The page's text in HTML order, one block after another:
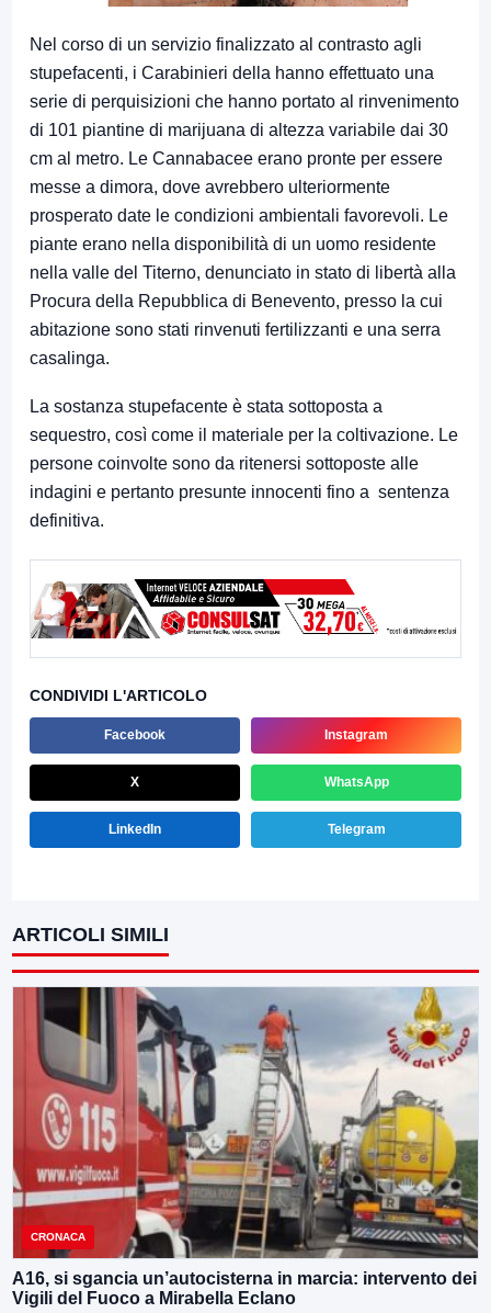
Nel corso di un servizio finalizzato al contrasto agli
stupefacenti, i Carabinieri della hanno effettuato una
serie di perquisizioni che hanno portato al rinvenimento
di 101 piantine di marijuana di altezza variabile dai 30
cm al metro. Le Cannabacee erano pronte per essere
messe a dimora, dove avrebbero ulteriormente
prosperato date le condizioni ambientali favorevoli. Le
piante erano nella disponibilità di un uomo residente
nella valle del Titerno, denunciato in stato di libertà alla
Procura della Repubblica di Benevento, presso la cui
abitazione sono stati rinvenuti fertilizzanti e una serra
casalinga.
La sostanza stupefacente è stata sottoposta a
sequestro, così come il materiale per la coltivazione. Le
persone coinvolte sono da ritenersi sottoposte alle
indagini e pertanto presunte innocenti fino a sentenza
definitiva.
CONDIVIDI L'ARTICOLO
Facebook Instagram
X WhatsApp
LinkedIn Telegram
ARTICOLI SIMILI
CRONACA
A16, si sgancia un’autocisterna in marcia: intervento dei
Vigili del Fuoco a Mirabella Eclano